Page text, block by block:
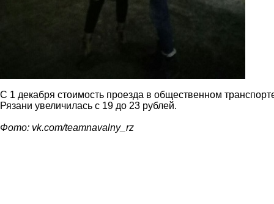
С 1 декабря стоимость проезда в общественном
Рязани увеличилась с 19 до 23 рублей.
Фото: vk.com/teamnavalny_rz